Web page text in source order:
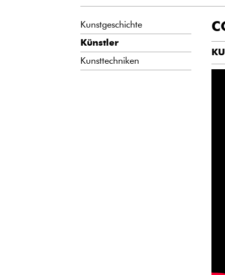
Kunstgeschichte
Künstler
Kunsttechniken